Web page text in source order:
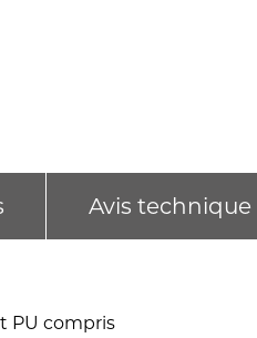
Avis technique
PU compris